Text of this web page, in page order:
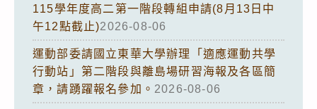
115學年度高二第一階段轉組申請(8月13日中
午12點截止)2026-08-06
運動部委請國立東華大學辦理「適應運動共學
行動站」第二階段與離島場研習海報及各區簡
章，請踴躍報名參加。 2026-08-06